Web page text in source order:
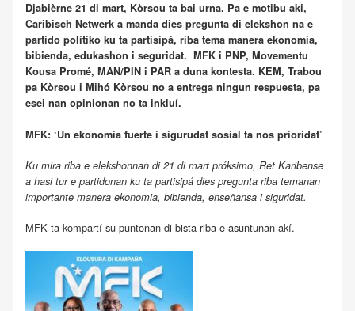
Djabièrne 21 di mart, Kòrsou ta bai urna. Pa e motibu aki,
Caribisch Netwerk a manda dies pregunta di elekshon na e
partido politiko ku ta partisipá, riba tema manera ekonomia,
bibienda, edukashon i seguridat. MFK i PNP, Movementu
Kousa Promé, MAN/PIN i PAR a duna kontesta. KEM, Trabou
pa Kòrsou i Mihó Kòrsou no a entrega ningun respuesta, pa
esei nan opinionan no ta inkluí.
MFK: ‘Un ekonomia fuerte i sigurudat sosial ta nos prioridat’
Ku mira riba e elekshonnan di 21 di mart próksimo, Ret Karibense
a hasi tur e partidonan ku ta partisipá dies pregunta riba temanan
importante manera ekonomia, bibienda, enseñansa i siguridat.
MFK ta kompartí su puntonan di bista riba e asuntunan akí.